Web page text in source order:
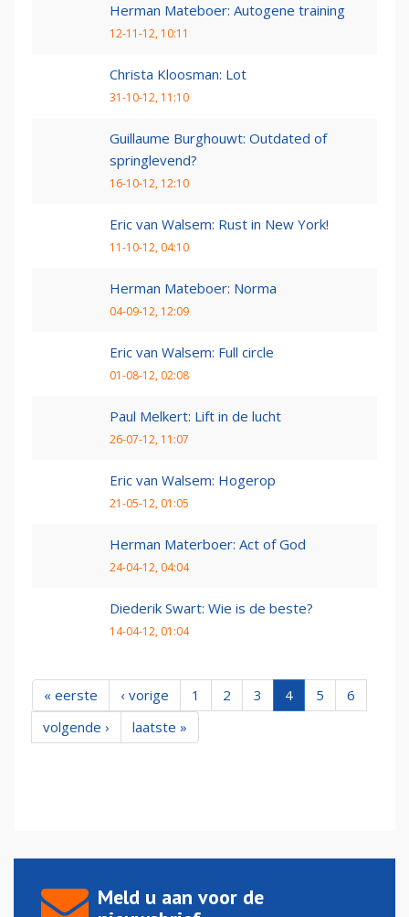
Herman Mateboer: Autogene training
12-11-12, 10:11
Christa Kloosman: Lot
31-10-12, 11:10
Guillaume Burghouwt: Outdated of
springlevend?
16-10-12, 12:10
Eric van Walsem: Rust in New York!
11-10-12, 04:10
Herman Mateboer: Norma
04-09-12, 12:09
Eric van Walsem: Full circle
01-08-12, 02:08
Paul Melkert: Lift in de lucht
26-07-12, 11:07
Eric van Walsem: Hogerop
21-05-12, 01:05
Herman Materboer: Act of God
24-04-12, 04:04
Diederik Swart: Wie is de beste?
14-04-12, 01:04
« eerste ‹ vorige 1 2 3 4 5
6
volgende ›
laatste »
Meld u aan voor de